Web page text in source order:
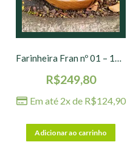
Farinheira Fran nº 01 – 18 x 10 cm
R$249,80
Em até 2x de R$124,90
Adicionar ao carrinho